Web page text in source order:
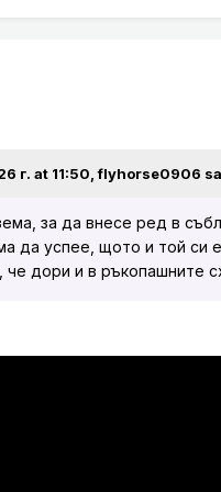
г. at 11:50,flyhorse0906
за да внесе ред в
да успее, щото и той си
че дори и в ръкопашните